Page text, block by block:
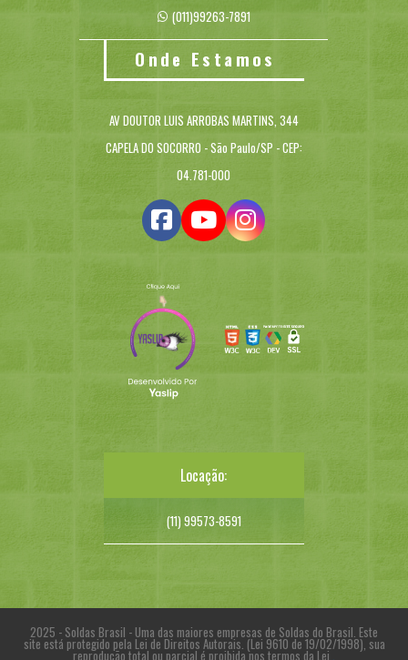
(011)99263-7891
Onde Estamos
AV DOUTOR LUIS ARROBAS MARTINS, 344
CAPELA DO SOCORRO - São Paulo/SP - CEP:
04.781-000
Locação:
(11) 99573-8591
2025 - Soldas Brasil - Uma das maiores empresas de Soldas do Brasil. Este
site está protegido pela Lei de Direitos Autorais. (Lei 9610 de 19/02/1998), sua
reprodução total ou parcial é proibida nos termos da Lei